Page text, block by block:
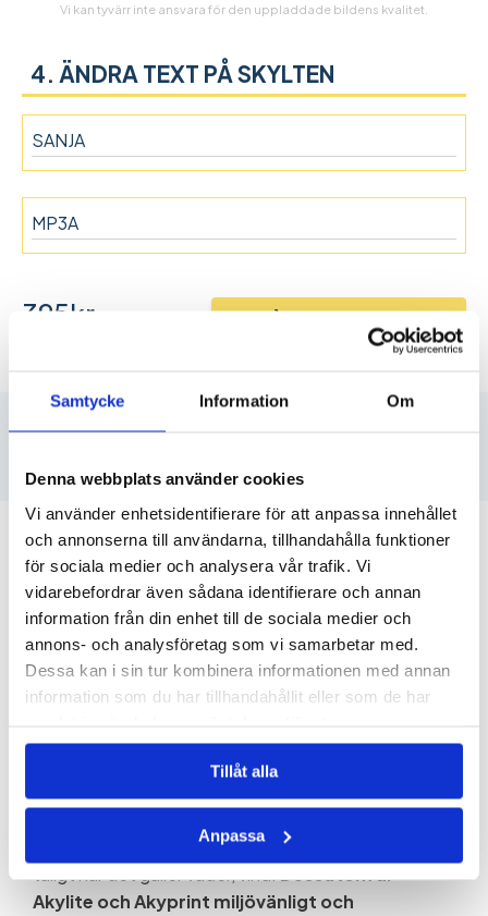
Samtycke Information Om
Denna webbplats använder cookies
Vi använder enhetsidentifierare för att anpassa innehållet
och annonserna till användarna, tillhandahålla funktioner
för sociala medier och analysera vår trafik. Vi
vidarebefordrar även sådana identifierare och annan
information från din enhet till de sociala medier och
annons- och analysföretag som vi samarbetar med.
Dessa kan i sin tur kombinera informationen med annan
information som du har tillhandahållit eller som de har
Tillåt alla
Anpassa
Vi kan tyvärr inte ansvara för den uppladdade bildens kvalitet.
395kr
Våra studentskyltartillverkas Sverige och fraktas
direkt ut till kundvia våra tryckerier i Stockholm och
Västerås.
Studentskyltarna tillverkas och trycks på Akylite,
som är ett regntåligt material.
Akylite är en sandwichskiva med tre skikt av
det högkvalitativa trycket är UV-beständigt och
Akylite och Akyprint miljövänligt och